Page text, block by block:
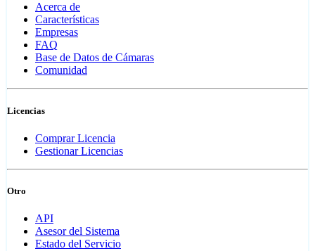
Acerca de
Características
Empresas
FAQ
Base de Datos de Cámaras
Comunidad
Licencias
Comprar Licencia
Gestionar Licencias
Otro
API
Asesor del Sistema
Estado del Servicio